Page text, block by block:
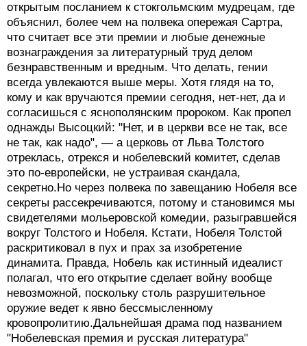
открытым посланием к стокгольмским мудрецам, где
объяснил, более чем на полвека опережая Сартра,
что считает все эти премии и любые денежные
вознаграждения за литературный труд делом
безнравственным и вредным. Что делать, гении
всегда увлекаются выше меры. Хотя глядя на то,
кому и как вручаются премии сегодня, нет-нет, да и
согласишься с яснополянским пророком. Как пропел
однажды Высоцкий: "Нет, и в церкви все не так, все
не так, как надо", — а церковь от Льва Толстого
отреклась, отрекся и нобелевский комитет, сделав
это по-европейски, не устраивая скандала,
секретно.Но через полвека по завещанию Нобеля все
секреты рассекречиваются, потому и становимся мы
свидетелями мольеровской комедии, разыгравшейся
вокруг Толстого и Нобеля. Кстати, Нобеля Толстой
раскритиковал в пух и прах за изобретение
динамита. Правда, Нобель как истинный идеалист
полагал, что его открытие сделает войну вообще
невозможной, поскольку столь разрушительное
оружие ведет к явно бессмысленному
кровопролитию.Дальнейшая драма под названием
"Нобелевская премия и русская литература"